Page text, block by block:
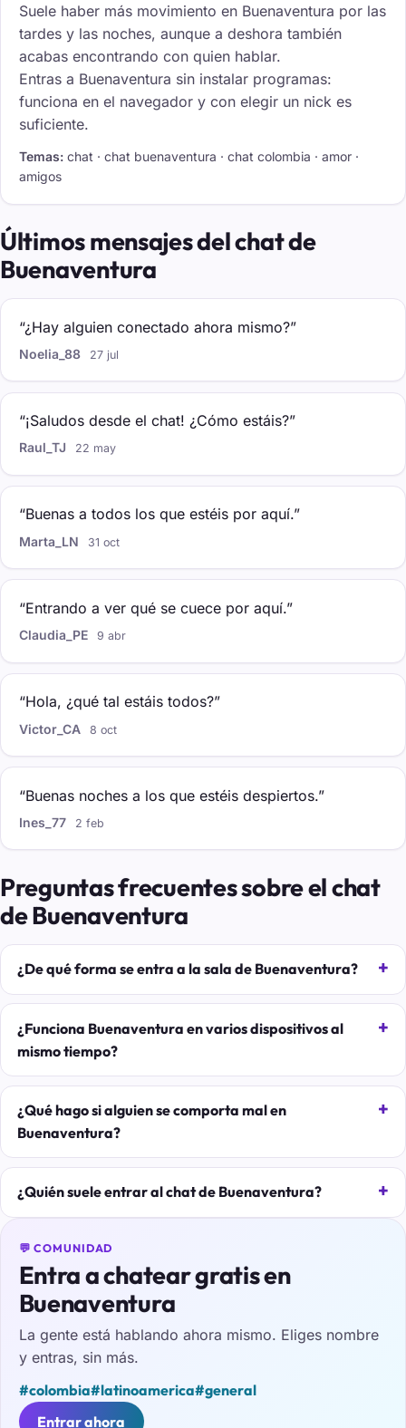
Suele haber más movimiento en Buenaventura por las
tardes y las noches, aunque a deshora también
acabas encontrando con quien hablar.
Entras a Buenaventura sin instalar programas:
funciona en el navegador y con elegir un nick es
suficiente.
Temas: chat · chat buenaventura · chat colombia · amor ·
amigos
Últimos mensajes del chat de
Buenaventura
“¿Hay alguien conectado ahora mismo?”
Noelia_88 27 jul
“¡Saludos desde el chat! ¿Cómo estáis?”
Raul_TJ 22 may
“Buenas a todos los que estéis por aquí.”
Marta_LN 31 oct
“Entrando a ver qué se cuece por aquí.”
Claudia_PE 9 abr
“Hola, ¿qué tal estáis todos?”
Victor_CA 8 oct
“Buenas noches a los que estéis despiertos.”
Ines_77 2 feb
Preguntas frecuentes sobre el chat
de Buenaventura
¿De qué forma se entra a la sala de Buenaventura?
¿Funciona Buenaventura en varios dispositivos al
mismo tiempo?
¿Qué hago si alguien se comporta mal en
Buenaventura?
¿Quién suele entrar al chat de Buenaventura?
💬 COMUNIDAD
Entra a chatear gratis en
Buenaventura
La gente está hablando ahora mismo. Eliges nombre
y entras, sin más.
#colombia#latinoamerica#general
Entrar ahora